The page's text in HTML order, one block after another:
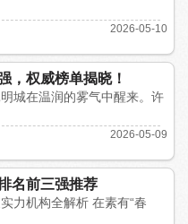
2026-05-10
，权威榜单揭晓！
城在温润的雾气中醒来。许
2026-05-09
名前三强推荐
力机构全解析 在素有“春